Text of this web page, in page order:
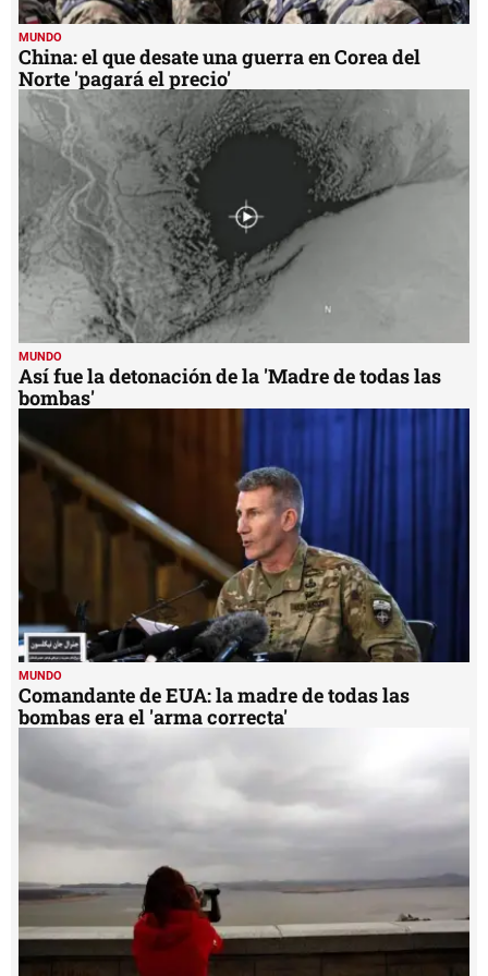
MUNDO
China: el que desate una guerra en Corea del
Norte 'pagará el precio'
MUNDO
Así fue la detonación de la 'Madre de todas las
bombas'
MUNDO
Comandante de EUA: la madre de todas las
bombas era el 'arma correcta'